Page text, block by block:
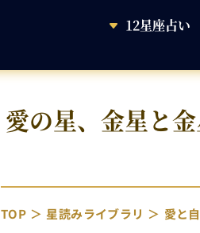
12星座占い
愛の星、金星と
TOP 星読みライブラリ 愛と